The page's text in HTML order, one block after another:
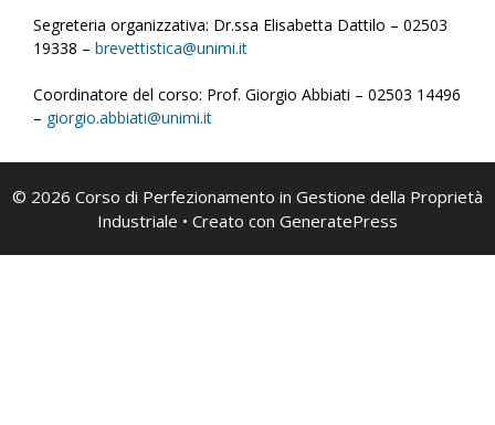
Segreteria organizzativa: Dr.ssa Elisabetta Dattilo – 02503
19338 – brevettistica@unimi.it
Coordinatore del corso: Prof. Giorgio Abbiati – 02503 14496
– giorgio.abbiati@unimi.it
© 2026 Corso di Perfezionamento in Gestione della Proprietà
Industriale • Creato con GeneratePress